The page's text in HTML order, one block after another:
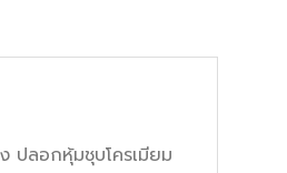
ปลอกหุ้มชุบโครเมียม